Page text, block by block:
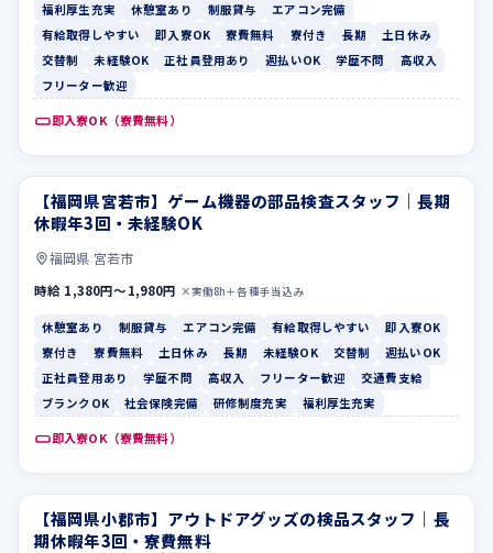
福利厚生充実
休憩室あり 制服貸与
エアコン完備
有給取得しやすい
即入寮OK 寮費無料 寮付き 長期
土日休み
交替制
未経験OK 正社員登用あり 週払いOK 学歴不問
高収入
フリーター歓迎
即入寮OK（寮費無料）
休憩室あり 制服貸与
【福岡県宮若市】ゲーム機器の部品検査スタッフ｜長期
休暇年3回・未経験OK
福岡県 宮若市
時給 1,380円〜1,980円 ×実働8h＋各種手当込み
休憩室あり 制服貸与 エアコン完備 有給取得しやすい
即入寮OK
寮付き
寮費無料 土日休み 長期 未経験OK 交替制
週払いOK
正社員登用あり
学歴不問 高収入 フリーター歓迎
交通費支給
ブランクOK
社会保険完備 研修制度充実 福利厚生充実
即入寮OK（寮費無料）
寮費無料 寮付き
【福岡県小郡市】アウトドアグッズの検品スタッフ｜長
期休暇年3回・寮費無料